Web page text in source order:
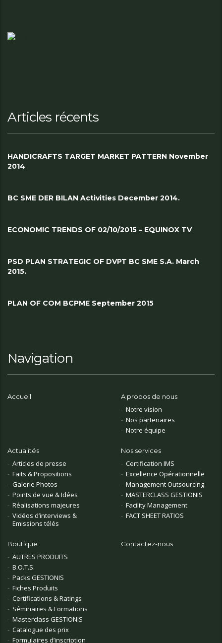
Articles récents
HANDICRAFTS TARGET MARKET PATTERN November
2014
BC SME DER BILAN Activities December 2014.
ECONOMIC TRENDS OF 02/10/2015 – EQUINOX TV
PSD PLAN STRATEGIC OF DVPT BC SME S.A. March
2015.
PLAN OF COM BCPME September 2015
Navigation
Accueil A propos de nous
Notre vision
Nos partenaires
Notre équipe
Actualités
Articles de presse
Faits & Propositions
Galerie Photos
Points de vue & Idées
Réalisations majeures
Vidéos d’interviews &
Emissions télés
Nos services
Certification IMS
Excellence Opérationnelle
Management Outsourcing
MASTERCLASS GESTIONIS
Facility Management
FACT SHEET RATIOS
Boutique
AUTRES PRODUITS
B.O.T.S.
Packs GESTIONIS
Fiches Produits
Certifications & Ratings
Séminaires & Formations
Masterclass GESTIONIS
Catalogue des prix
Formulaires d’inscription
Contactez-nous